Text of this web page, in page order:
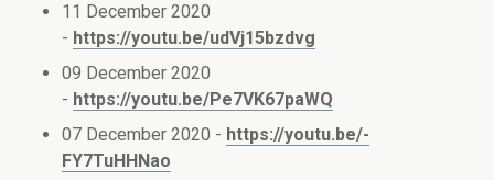
11 December 2020
- https://youtu.be/udVj15bzdvg
09 December 2020
- https://youtu.be/Pe7VK67paWQ
07 December 2020 - https://youtu.be/-
FY7TuHHNao